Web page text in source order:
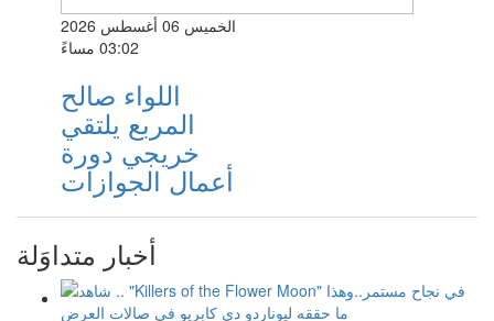
الخميس 06 أغسطس 2026
03:02 مساءً
اللواء صالح
المربع يلتقي
خريجي دورة
أعمال الجوازات
أخبار متداوَلة